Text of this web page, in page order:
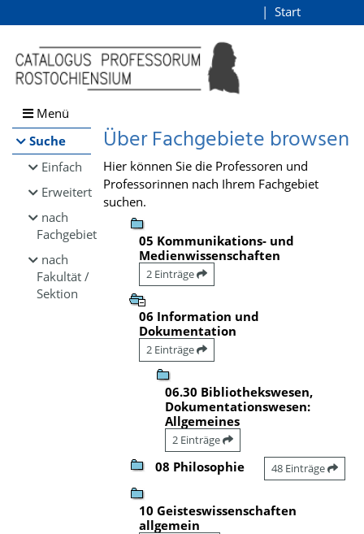
Browsen
direkt zum Inhalt
Start
Menü
Suche
Einfach
Erweitert
nach
Fachgebiet
nach
Fakultät /
Sektion
Über Fachgebiete browsen
Hier können Sie die Professoren und
Professorinnen nach Ihrem Fachgebiet
suchen.
05 Kommunikations- und
Medienwissenschaften
2 Einträge
06 Information und
Dokumentation
2 Einträge
06.30 Bibliothekswesen,
Dokumentationswesen:
Allgemeines
2 Einträge
08 Philosophie 48 Einträge
10 Geisteswissenschaften
allgemein